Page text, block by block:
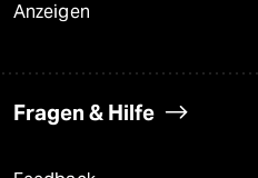
Anzeigen
Fragen & Hilfe